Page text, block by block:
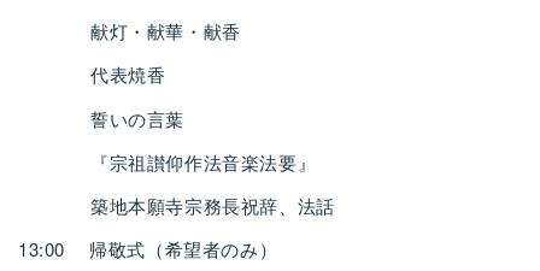
献灯・献華・献香
代表焼香
誓いの言葉
『宗祖讃仰作法音楽法要』
築地本願寺宗務長祝辞、法話
13:00 帰敬式（希望者のみ）